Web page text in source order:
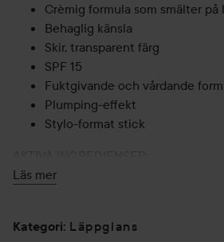
Crèmig formula som smälter på
Behaglig känsla
Skir, transparent färg
SPF 15
Fuktgivande och vårdande
Plumping-effekt
Stylo-format stick
Jojobaolja: Fuktgivande, lugnande
Vitamin E: Anti-oxidant.
Läs mer
Kategori: Läppglans